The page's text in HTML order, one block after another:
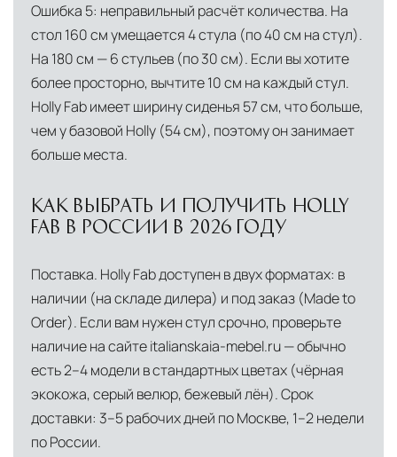
Ошибка 5: неправильный расчёт количества. На
стол 160 см умещается 4 стула (по 40 см на стул).
На 180 см — 6 стульев (по 30 см). Если вы хотите
более просторно, вычтите 10 см на каждый стул.
Holly Fab имеет ширину сиденья 57 см, что больше,
чем у базовой Holly (54 см), поэтому он занимает
больше места.
КАК ВЫБРАТЬ И ПОЛУЧИТЬ HOLLY
FAB В РОССИИ В 2026 ГОДУ
Поставка. Holly Fab доступен в двух форматах: в
наличии (на складе дилера) и под заказ (Made to
Order). Если вам нужен стул срочно, проверьте
наличие на сайте italianskaia-mebel.ru — обычно
есть 2–4 модели в стандартных цветах (чёрная
экокожа, серый велюр, бежевый лён). Срок
доставки: 3–5 рабочих дней по Москве, 1–2 недели
по России.